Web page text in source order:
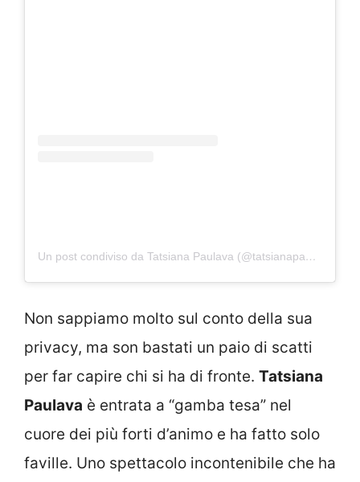
Un post condiviso da Tatsiana Paulava (@tatsianapaulava)
Non sappiamo molto sul conto della sua
privacy, ma son bastati un paio di scatti
per far capire chi si ha di fronte. Tatsiana
Paulava è entrata a “gamba tesa” nel
cuore dei più forti d’animo e ha fatto solo
faville. Uno spettacolo incontenibile che ha